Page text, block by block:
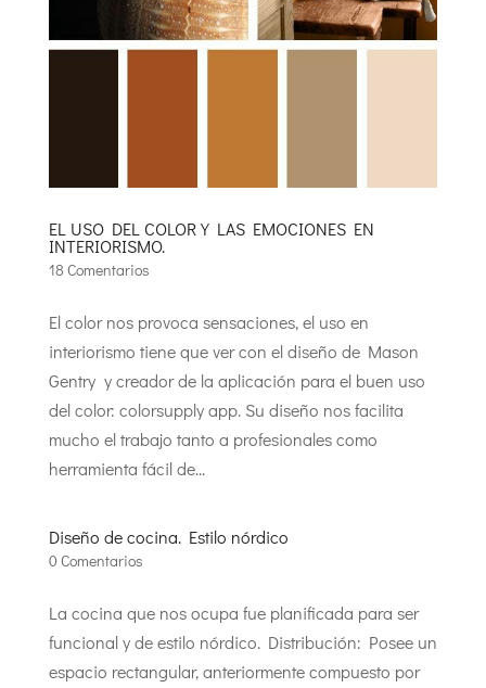
EL USO DEL COLOR Y LAS EMOCIONES EN
INTERIORISMO.
18 Comentarios
El color nos provoca sensaciones, el uso en
interiorismo tiene que ver con el diseño de Mason
Gentry y creador de la aplicación para el buen uso
del color: colorsupply app. Su diseño nos facilita
mucho el trabajo tanto a profesionales como
herramienta fácil de...
Diseño de cocina. Estilo nórdico
0 Comentarios
La cocina que nos ocupa fue planificada para ser
funcional y de estilo nórdico. Distribución: Posee un
espacio rectangular, anteriormente compuesto por